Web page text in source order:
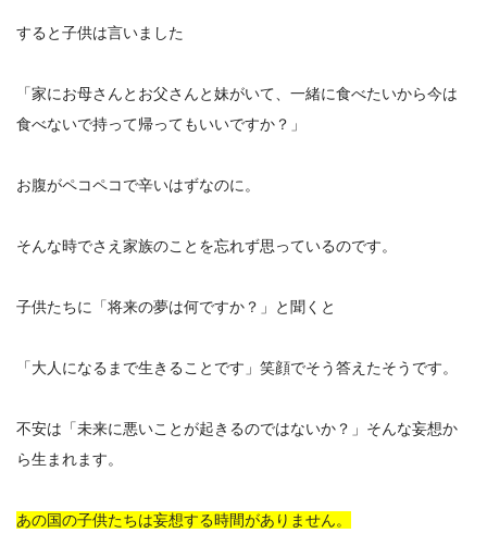
すると子供は言いました
「家にお母さんとお父さんと妹がいて、一緒に食べたいから今は
食べないで持って帰ってもいいですか？」
お腹がペコペコで辛いはずなのに。
そんな時でさえ家族のことを忘れず思っているのです。
子供たちに「将来の夢は何ですか？」と聞くと
「大人になるまで生きることです」笑顔でそう答えたそうです。
不安は「未来に悪いことが起きるのではないか？」そんな妄想か
ら生まれます。
あの国の子供たちは妄想する時間がありません。